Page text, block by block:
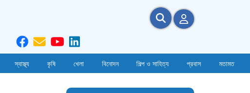
স্বাস্থ্য কৃষি খেলা বিনোদন শিল্প ও সাহিত্য প্রবাস মতামত